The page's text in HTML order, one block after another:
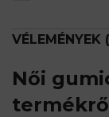
VÉLEMÉNYEK
Női